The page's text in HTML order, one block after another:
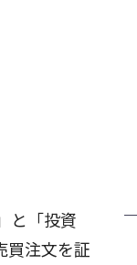
と「投資
買注文を証